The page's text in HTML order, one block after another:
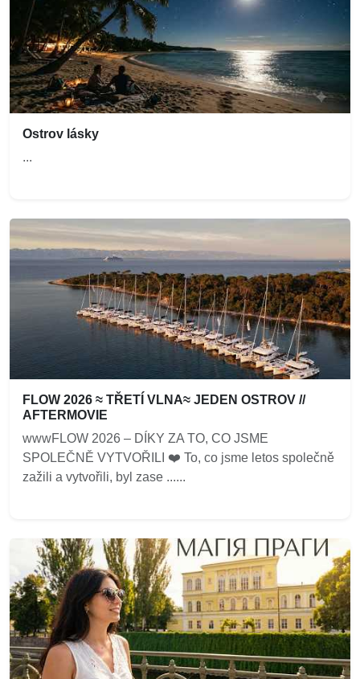
Ostrov lásky
...
FLOW 2026 ≈ TŘETÍ VLNA≈ JEDEN OSTROV //
AFTERMOVIE
wwwFLOW 2026 – DÍKY ZA TO, CO JSME
SPOLEČNĚ VYTVOŘILI ❤️‍ To, co jsme letos společně
zažili a vytvořili, byl zase ......